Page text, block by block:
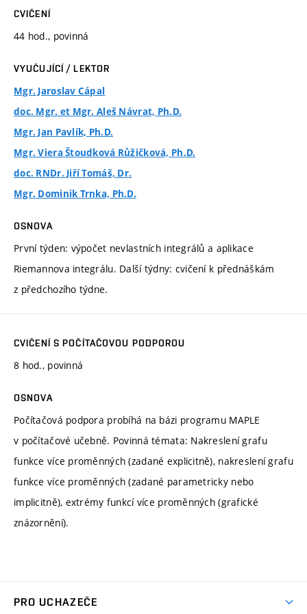
CVIČENÍ
44 hod., povinná
VYUČUJÍCÍ / LEKTOR
Mgr. Jaroslav Cápal
doc. Mgr. et Mgr. Aleš Návrat, Ph.D.
Mgr. Jan Pavlík, Ph.D.
Mgr. Viera Štoudková Růžičková, Ph.D.
doc. RNDr. Jiří Tomáš, Dr.
Mgr. Dominik Trnka, Ph.D.
OSNOVA
První týden: výpočet nevlastních integrálů a aplikace
Riemannova integrálu. Další týdny: cvičení k přednáškám
z předchozího týdne.
CVIČENÍ S POČÍTAČOVOU PODPOROU
8 hod., povinná
OSNOVA
Počítačová podpora probíhá na bázi programu MAPLE
v počítačové učebně. Povinná témata: Nakreslení grafu
funkce více proměnných (zadané explicitně), nakreslení grafu
funkce více proměnných (zadané parametricky nebo
implicitně), extrémy funkcí více proměnných (grafické
znázornění).
PRO UCHAZEČE